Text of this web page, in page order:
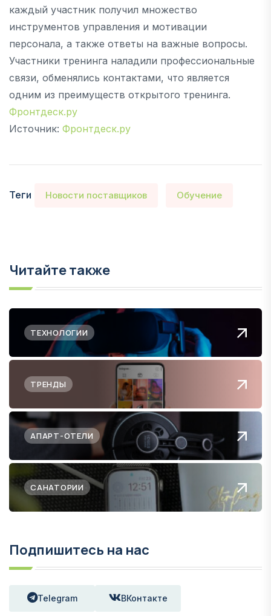
каждый участник получил множество
инструментов управления и мотивации
персонала, а также ответы на важные вопросы.
Участники тренинга наладили профессиональные
связи, обменялись контактами, что является
одним из преимуществ открытого тренинга.
Фронтдеск.ру
Источник: Фронтдеск.ру
Теги Новости поставщиков Обучение
Читайте также
ТЕХНОЛОГИИ
ТРЕНДЫ
АПАРТ-ОТЕЛИ
САНАТОРИИ
Подпишитесь на нас
Telegram ВКонтакте